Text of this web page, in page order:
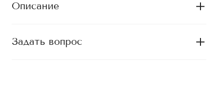
Описание
Задать вопрос